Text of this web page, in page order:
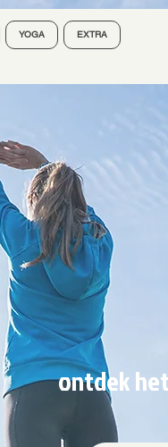
YOGA EXTRA
ontdek